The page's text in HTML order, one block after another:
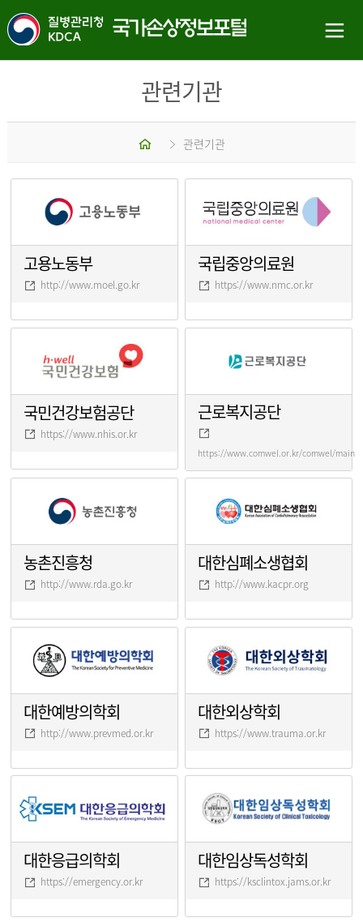
관련기관
홈 관련기관
고용노동부
http://www.moel.go.kr
국립중앙의료원
https://www.nmc.or.kr
국민건강보험공단
https://www.nhis.or.kr
근로복지공단
https://www.comwel.or.kr/comwel/
농촌진흥청
http://www.rda.go.kr
대한심폐소생협회
http://www.kacpr.org
대한예방의학회
http://www.prevmed.or.kr
대한외상학회
https://www.trauma.or.kr
대한응급의학회
https://emergency.or.kr
대한임상독성학회
https://ksclintox.jams.or.kr